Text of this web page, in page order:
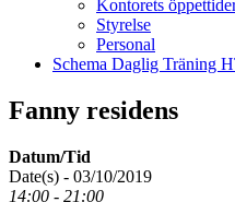
Kontorets
Styrelse
Personal
Schema Daglig Träning
Fanny residens
Datum/Tid
Date(s) - 03/10/2019
14:00 - 21:00